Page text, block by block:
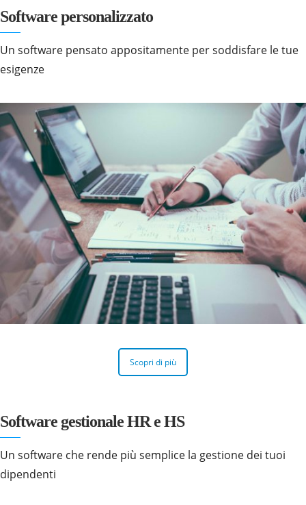
Software personalizzato
Un software pensato appositamente per soddisfare le tue
esigenze
Scopri di più
Software gestionale HR e HS
Un software che rende più semplice la gestione dei tuoi
dipendenti